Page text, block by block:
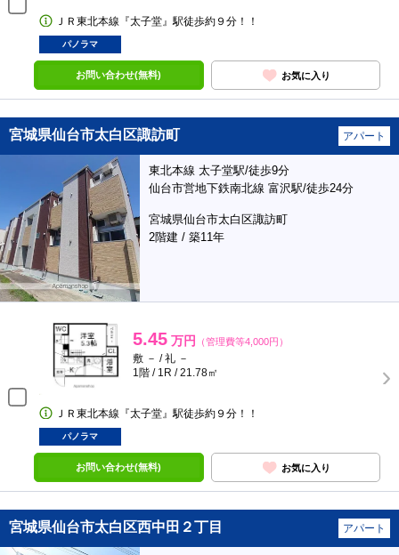
ＪＲ東北本線『太子堂』駅徒歩約９分！！
パノラマ
お問い合わせ(無料) お気に入り
宮城県仙台市太白区諏訪町 アパート
東北本線 太子堂駅/徒歩9分
仙台市営地下鉄南北線 富沢駅/徒歩24分
宮城県仙台市太白区諏訪町
2階建 / 築11年
5.45 万円 （管理費等4,000円）
敷 － / 礼 －
1階 / 1R / 21.78㎡
ＪＲ東北本線『太子堂』駅徒歩約９分！！
パノラマ
お問い合わせ(無料) お気に入り
宮城県仙台市太白区西中田２丁目 アパート